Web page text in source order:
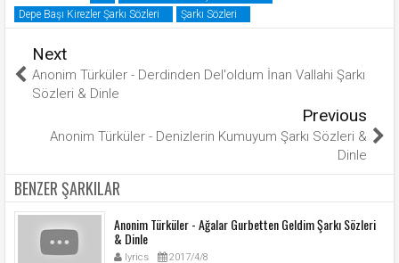
Depe Başı Kirezler Şarkı Sözleri
Şarkı Sözleri
Next
Anonim Türküler - Derdinden Del'oldum İnan Vallahi Şarkı
Sözleri & Dinle
Previous
Anonim Türküler - Denizlerin Kumuyum Şarkı Sözleri &
Dinle
BENZER ŞARKILAR
Anonim Türküler - Ağalar Gurbetten Geldim Şarkı Sözleri
& Dinle
lyrics 2017/4/8